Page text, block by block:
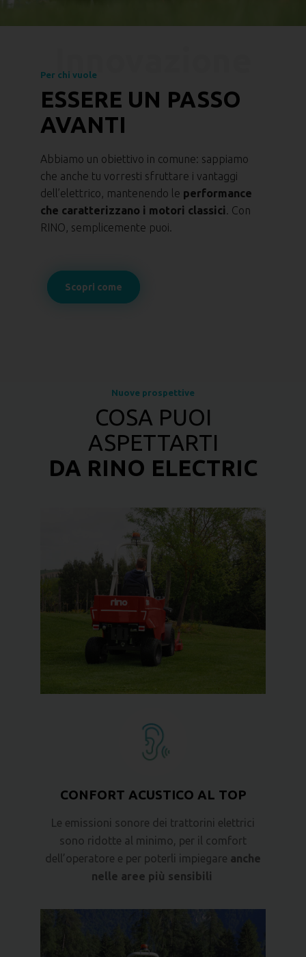
Per chi vuole
ESSERE UN PASSO
AVANTI
Abbiamo un obiettivo in comune: sappiamo
che anche tu vorresti sfruttare i vantaggi
dell’elettrico, mantenendo le performance
che caratterizzano i motori classici. Con
RINO, semplicemente puoi.
Scopri come
Nuove prospettive
COSA PUOI
ASPETTARTI
DA RINO ELECTRIC
CONFORT ACUSTICO AL TOP
Le emissioni sonore dei trattorini elettrici
sono ridotte al minimo, per il comfort
dell’operatore e per poterli impiegare anche
nelle aree più sensibili